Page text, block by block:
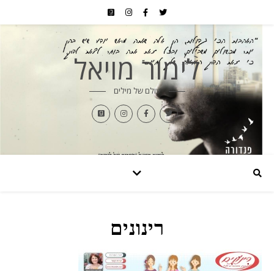
לימור מויאל
עולם של מילים
רינונים